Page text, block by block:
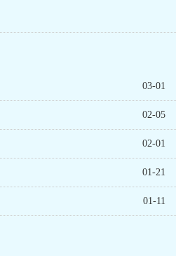
03-01
02-05
02-01
01-21
01-11